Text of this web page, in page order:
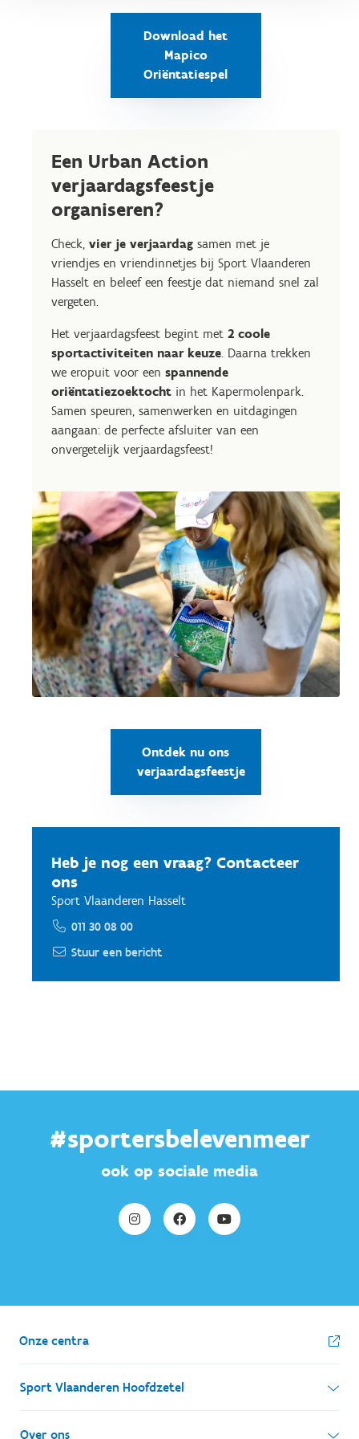
Download het
Mapico
Oriëntatiespel
Een Urban Action
verjaardagsfeestje
organiseren?
Check, vier je verjaardag samen met je
vriendjes en vriendinnetjes bij Sport Vlaanderen
Hasselt en beleef een feestje dat niemand snel zal
vergeten.
Het verjaardagsfeest begint met 2 coole
sportactiviteiten naar keuze . Daarna trekken
we eropuit voor een spannende
oriëntatiezoektocht in het Kapermolenpark.
Samen speuren, samenwerken en uitdagingen
aangaan: de perfecte afsluiter van een
onvergetelijk verjaardagsfeest!
Ontdek nu ons
verjaardagsfeestje
Heb je nog een vraag? Contacteer
ons
Sport Vlaanderen Hasselt
011 30 08 00
Stuur een bericht
#sportersbelevenmeer
ook op sociale media
Onze centra
Sport Vlaanderen Hoofdzetel
Simon Bolivarlaan 17
Over ons